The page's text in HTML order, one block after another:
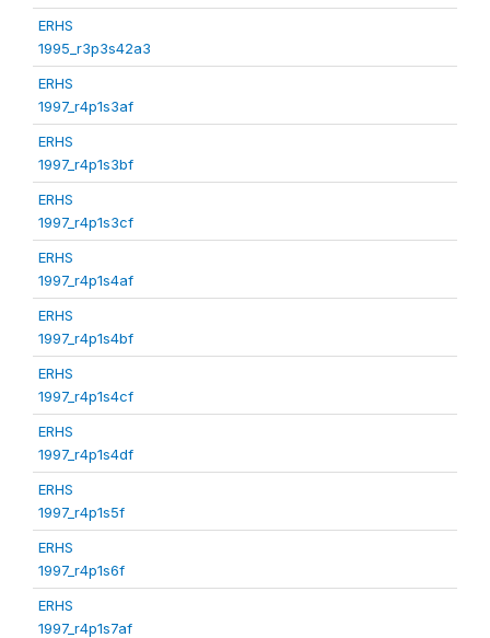
ERHS
1995_r3p3s42a3
ERHS
1997_r4p1s3af
ERHS
1997_r4p1s3bf
ERHS
1997_r4p1s3cf
ERHS
1997_r4p1s4af
ERHS
1997_r4p1s4bf
ERHS
1997_r4p1s4cf
ERHS
1997_r4p1s4df
ERHS
1997_r4p1s5f
ERHS
1997_r4p1s6f
ERHS
1997_r4p1s7af